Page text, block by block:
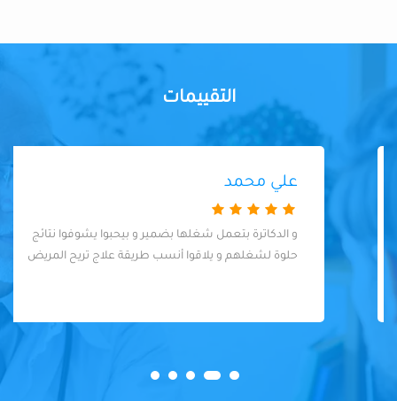
التقييمات
علي محمد
و الدكاترة بتعمل شغلها بضمير و بيحبوا يشوفوا نتائج
حلوة لشغلهم و يلاقوا أنسب طريقة علاج تريح المريض